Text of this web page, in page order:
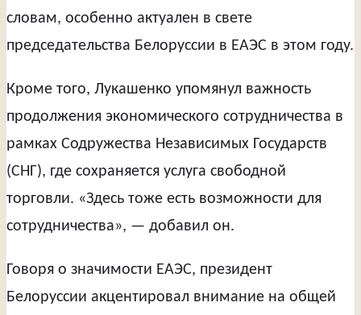
словам, особенно актуален в свете
председательства Белоруссии в ЕАЭС в этом году.
Кроме того, Лукашенко упомянул важность
продолжения экономического сотрудничества в
рамках Содружества Независимых Государств
(СНГ), где сохраняется услуга свободной
торговли. «Здесь тоже есть возможности для
сотрудничества», — добавил он.
Говоря о значимости ЕАЭС, президент
Белоруссии акцентировал внимание на общей